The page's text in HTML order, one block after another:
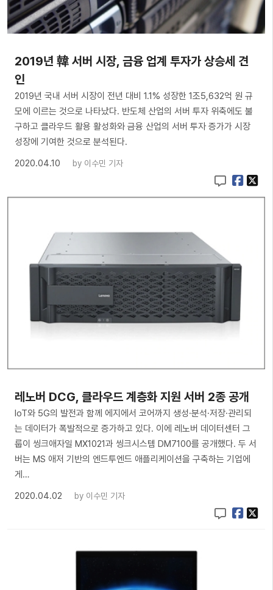
2019년 韓 서버 시장, 금융 업계 투자가 상승세 견
인
2019년 국내 서버 시장이 전년 대비 1.1% 성장한 1조5,632억 원 규
모에 이르는 것으로 나타났다. 반도체 산업의 서버 투자 위축에도 불
구하고 클라우드 활용 활성화와 금융 산업의 서버 투자 증가가 시장
성장에 기여한 것으로 분석된다.
2020.04.10
by 이수민 기자
레노버 DCG, 클라우드 계층화 지원 서버 2종 공개
IoT와 5G의 발전과 함께 에지에서 코어까지 생성·분석·저장·관리되
는 데이터가 폭발적으로 증가하고 있다. 이에 레노버 데이터센터 그
룹이 씽크애자일 MX1021과 씽크시스템 DM7100를 공개했다. 두 서
버는 MS 애저 기반의 엔드투엔드 애플리케이션을 구축하는 기업에
게…
2020.04.02
by 이수민 기자